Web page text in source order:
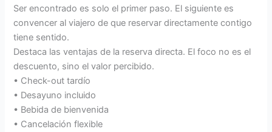
Ser encontrado es solo el primer paso. El siguiente es
convencer al viajero de que reservar directamente contigo
tiene sentido.
Destaca las ventajas de la reserva directa. El foco no es el
descuento, sino el valor percibido.
• Check-out tardío
• Desayuno incluido
• Bebida de bienvenida
• Cancelación flexible